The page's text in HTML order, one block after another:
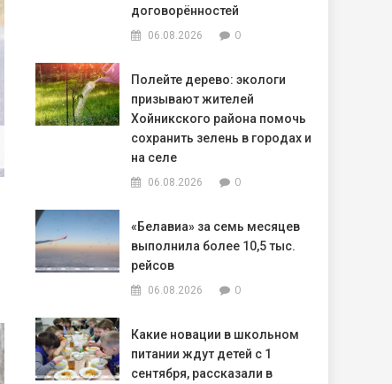
договорённостей
06.08.2026 0
Полейте дерево: экологи
призывают жителей
Хойникского района помочь
сохранить зелень в городах и
на селе
06.08.2026 0
«Белавиа» за семь месяцев
выполнила более 10,5 тыс.
рейсов
06.08.2026 0
Какие новации в школьном
питании ждут детей с 1
сентября, рассказали в